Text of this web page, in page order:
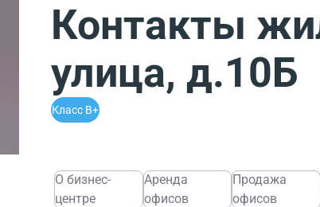
Контакты
улица, д.10Б
Класс B+
О бизнес-
центре
Аренда
офисов
Продажа
офисов